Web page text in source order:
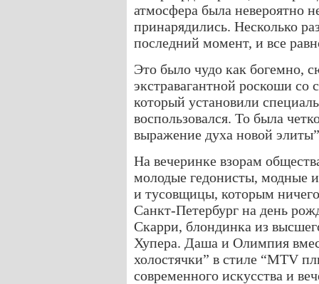
атмосфера была невероятно
принарядились. Несколько
последний момент, и все
Это было чудо как богемно,
экстравагантной роскоши
который установили
воспользовался. То была
выражение духа новой
На вечеринке взорам
молодые гедонисты, модные
и тусовщицы, которым
Санкт-Петербург на день
Скарри, блондинка из
Хупера. Даша и Олимпия
холостячки” в стиле “MTV
современного искусства и